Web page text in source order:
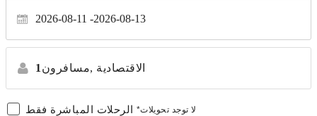
2026-08-11 2026-08-13
1 مسافرون, الاقتصادية
الرحلات المباشرة فقط *لا توجد تحويلات